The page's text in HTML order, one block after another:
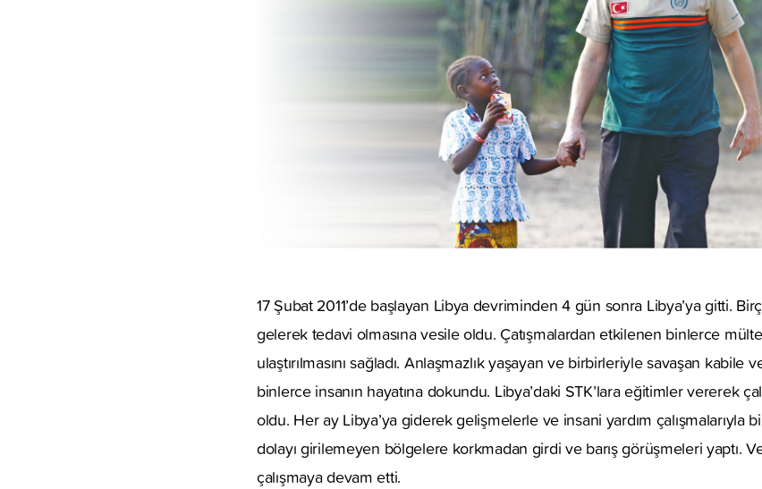
17 Şubat 2011’de başlayan Libya devriminden 4 gün sonra Libya’ya gitti.
gelerek tedavi olmasına vesile oldu. Çatışmalardan etkilenen binlerce
ulaştırılmasını sağladı. Anlaşmazlık yaşayan ve birbirleriyle savaşan kabile
binlerce insanın hayatına dokundu. Libya’daki STK’lara eğitimler vererek
oldu. Her ay Libya’ya giderek gelişmelerle ve insani yardım çalışmalarıyla
dolayı girilemeyen bölgelere korkmadan girdi ve barış görüşmeleri yaptı.
çalışmaya devam etti.